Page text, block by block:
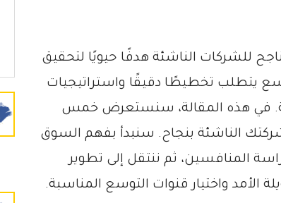
للشركات الناشئة هدفًا حيويًا لتحقيق
يتطلب تخطيطًا دقيقًا واستراتيجيات
في هذه المقالة، سنستعرض خمس
الناشئة بنجاح. سنبدأ بفهم السوق
المنافسين، ثم ننتقل إلى تطوير
الأمد واختيار قنوات التوسع المناسبة.